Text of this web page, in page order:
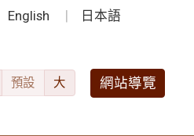
English 日本語
預設 大 網站導覽